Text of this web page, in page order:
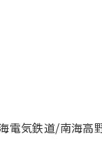
電気鉄道/南海高